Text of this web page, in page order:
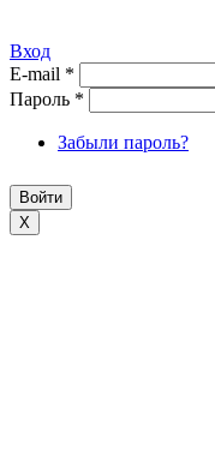
Вход
E-mail *
Пароль *
Забыли пароль?
X